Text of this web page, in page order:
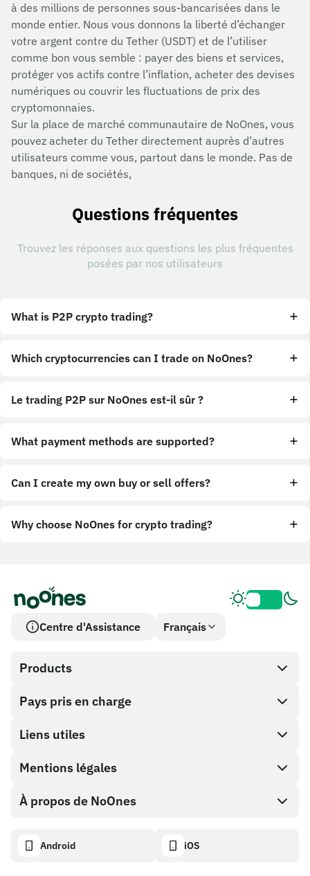
à des millions de personnes sous-bancarisées dans le
monde entier. Nous vous donnons la liberté d’échanger
votre argent contre du Tether (USDT) et de l’utiliser
comme bon vous semble : payer des biens et services,
protéger vos actifs contre l’inflation, acheter des devises
numériques ou couvrir les fluctuations de prix des
cryptomonnaies.
Sur la place de marché communautaire de NoOnes, vous
pouvez acheter du Tether directement auprès d’autres
utilisateurs comme vous, partout dans le monde. Pas de
banques, ni de sociétés,
Questions fréquentes
Trouvez les réponses aux questions les plus fréquentes
posées par nos utilisateurs
What is P2P crypto trading?
Which cryptocurrencies can I trade on NoOnes?
Le trading P2P sur NoOnes est-il sûr ?
What payment methods are supported?
Can I create my own buy or sell offers?
Why choose NoOnes for crypto trading?
Centre d'Assistance Français
Products
SnapX
Cash out
Boutique de cartes cadeaux
Portefeuille NoOnes
Pays pris en charge
Liens utiles
Programme Partenaire
Documentation API
Mentions légales
Politique de récompense de bogue
À propos de NoOnes
Android iOS